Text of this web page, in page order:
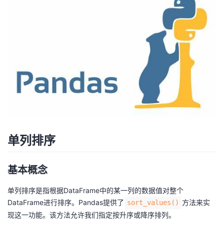
客
论
的
我
动关
注
的
开
我
的
我
单列排序
基本概念
单列排序是指根据DataFrame中的某一列的数据值对整个
DataFrame进行排序。Pandas提供了 sort_values() 方法来实
现这一功能。该方法允许我们指定按升序或降序排列。